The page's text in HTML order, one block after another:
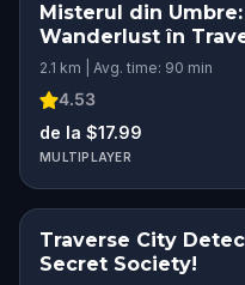
Misterul din
Wanderlust în
2.1 km | Avg. time: 90 min
4.53
de la $17.99
MULTIPLAYER
Traverse City
Secret Society!